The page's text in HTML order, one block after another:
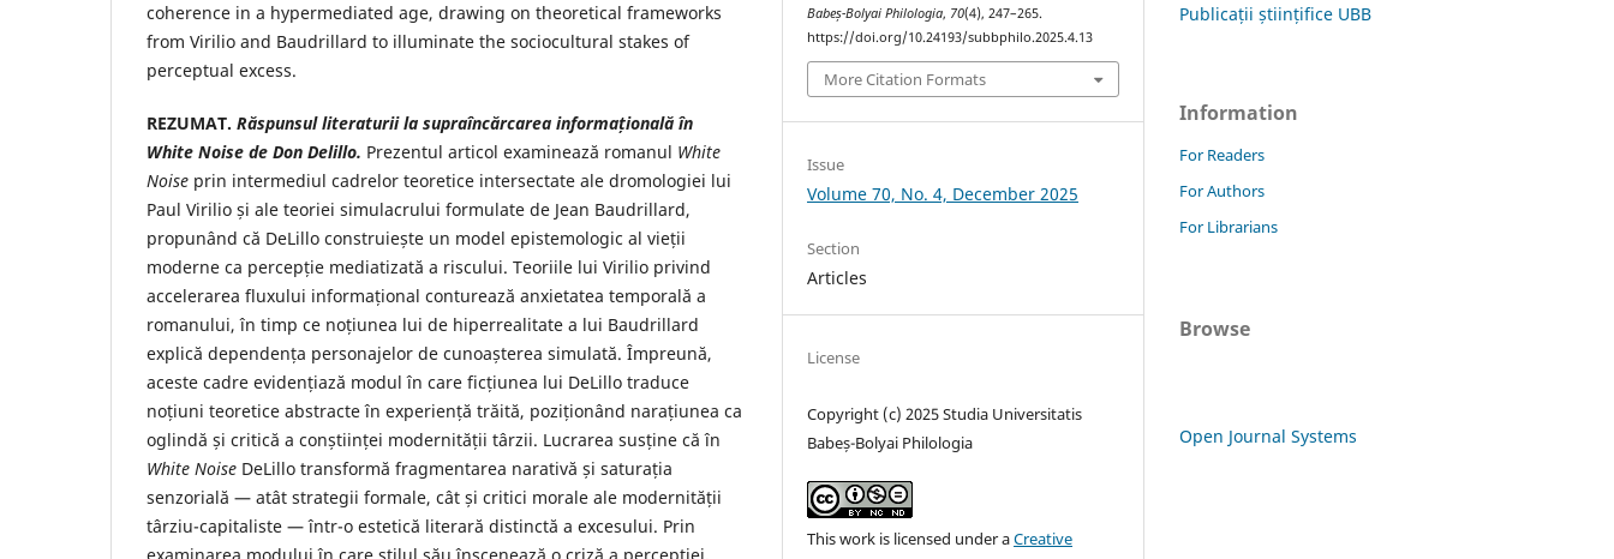
coherence in a hypermediated age, drawing on theoretical frameworks
from Virilio and Baudrillard to illuminate the sociocultural stakes of
perceptual excess.
REZUMAT. Răspunsul literaturii la supraîncărcarea informațională în
White Noise de Don Delillo. Prezentul articol examinează romanul White
Noise prin intermediul cadrelor teoretice intersectate ale dromologiei lui
Paul Virilio și ale teoriei simulacrului formulate de Jean Baudrillard,
propunând că DeLillo construiește un model epistemologic al vieții
moderne ca percepție mediatizată a riscului. Teoriile lui Virilio privind
accelerarea fluxului informațional conturează anxietatea temporală a
romanului, în timp ce noțiunea lui de hiperrealitate a lui Baudrillard
explică dependența personajelor de cunoașterea simulată. Împreună,
aceste cadre evidențiază modul în care ficțiunea lui DeLillo traduce
noțiuni teoretice abstracte în experiență trăită, poziționând narațiunea ca
oglindă și critică a conștiinței modernității târzii. Lucrarea susține că în
White Noise DeLillo transformă fragmentarea narativă și saturația
senzorială — atât strategii formale, cât și critici morale ale modernității
târziu-capitaliste — într-o estetică literară distinctă a excesului. Prin
Babeș-Bolyai Philologia, 70(4), 247–265.
https://doi.org/10.24193/subbphilo.2025.4.13
More Citation Formats
Issue
Volume 70, No. 4, December 2025
Section
Articles
License
Copyright (c) 2025 Studia Universitatis
Babeș-Bolyai Philologia
This work is licensed under aCreative
Publicații științifice UBB
Information
For Readers
For Authors
For Librarians
Browse
Open Journal Systems